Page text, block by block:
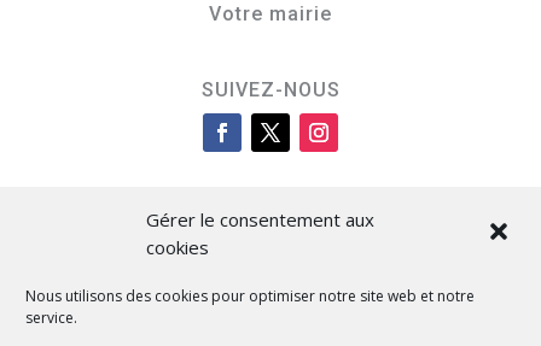
Gérer le consentement aux
cookies
Nous utilisons des cookies pour optimiser notre site web et notre
service.
Votre mairie
SUIVEZ-NOUS